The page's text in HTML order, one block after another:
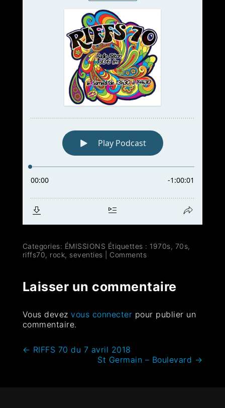
Categories: ÉMISSIONS Étiquettes : 1970s, 70s,
riffs70, rock, seventies Comments
Laisser un commentaire
Vous devezvous connecter pour publier un
commentaire.
← RIFFS 70 du 7 avril 2018
St Germain – Boulevard →